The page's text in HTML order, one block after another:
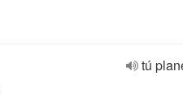
tú